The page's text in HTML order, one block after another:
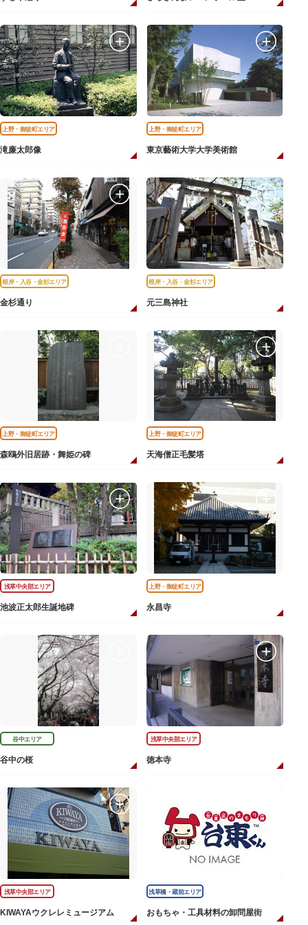
上野・御徒町エリア
滝廉太郎像
上野・御徒町エリア
東京藝術大学大学美術館
根岸・入谷・金杉エリア
金杉通り
根岸・入谷・金杉エリア
元三島神社
上野・御徒町エリア
森鴎外旧居跡・舞姫の碑
上野・御徒町エリア
天海僧正毛髪塔
浅草中央部エリア
池波正太郎生誕地碑
上野・御徒町エリア
永昌寺
谷中エリア
谷中の桜
浅草中央部エリア
徳本寺
浅草中央部エリア
KIWAYAウクレレミュージアム
浅草橋・蔵前エリア
おもちゃ・工具材料の卸問屋街